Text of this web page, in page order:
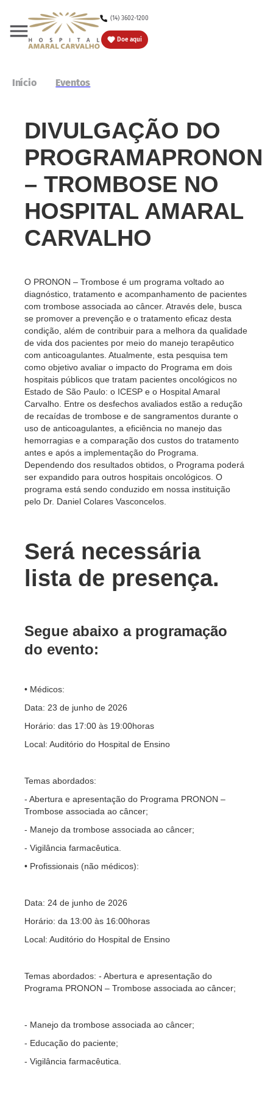
(14) 3602-1200
Doe aqui
Doe
Início Eventos
DIVULGAÇÃO DO
PROGRAMAPRONON
– TROMBOSE NO
HOSPITAL AMARAL
CARVALHO
O PRONON – Trombose é um programa voltado ao
diagnóstico, tratamento e acompanhamento de pacientes
com trombose associada ao câncer. Através dele, busca
se promover a prevenção e o tratamento eficaz desta
condição, além de contribuir para a melhora da qualidade
de vida dos pacientes por meio do manejo terapêutico
com anticoagulantes. Atualmente, esta pesquisa tem
como objetivo avaliar o impacto do Programa em dois
hospitais públicos que tratam pacientes oncológicos no
Estado de São Paulo: o ICESP e o Hospital Amaral
Carvalho. Entre os desfechos avaliados estão a redução
de recaídas de trombose e de sangramentos durante o
uso de anticoagulantes, a eficiência no manejo das
hemorragias e a comparação dos custos do tratamento
antes e após a implementação do Programa.
Dependendo dos resultados obtidos, o Programa poderá
ser expandido para outros hospitais oncológicos. O
programa está sendo conduzido em nossa instituição
pelo Dr. Daniel Colares Vasconcelos.
Será necessária
lista de presença.
Segue abaixo a programação
do evento:
• Médicos:
Data: 23 de junho de 2026
Horário: das 17:00 às 19:00horas
Local: Auditório do Hospital de Ensino
Temas abordados:
- Abertura e apresentação do Programa PRONON –
Trombose associada ao câncer;
- Manejo da trombose associada ao câncer;
- Vigilância farmacêutica.
• Profissionais (não médicos):
Data: 24 de junho de 2026
Horário: da 13:00 às 16:00horas
Local: Auditório do Hospital de Ensino
Temas abordados: - Abertura e apresentação do
Programa PRONON – Trombose associada ao câncer;
- Manejo da trombose associada ao câncer;
- Educação do paciente;
- Vigilância farmacêutica.